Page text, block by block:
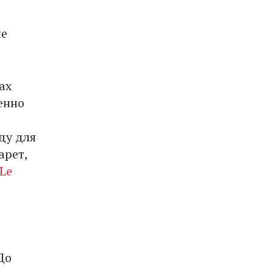
для
Le